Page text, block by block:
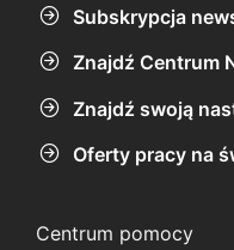
Subskrypcja
Znajdź Centrum
Znajdź swoją
Oferty pracy na
Centrum pomocy